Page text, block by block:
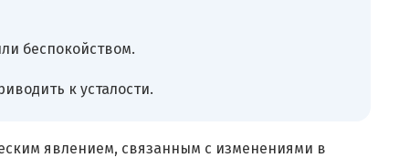
беспокойством.
к усталости.
явлением, связанным с изменениями в